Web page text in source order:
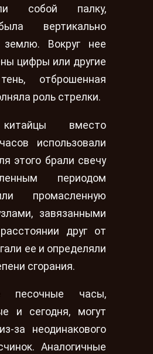
собой палку,
вертикально
землю. Вокруг нее
цифры или другие
отброшенная
роль стрелки.
вместо
использовали
этого брали свечу
периодом
промасленную
завязанными
друг от
ее и определяли
сгорания.
песочные часы,
и сегодня, могут
за неодинакового
Аналогичные